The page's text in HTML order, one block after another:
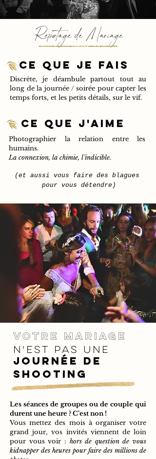
Reportage de Mariage
ce que je fais
Discrète, je déambule partout tout au
long de la journée / soirée pour capter les
temps forts, et les petits détails, sur le vif.
ce que j'aime
Photographier la relation entre les
humains.
La connexion, la chimie, l’indicible.
(et aussi vous faire des blagues
pour vous détendre)
votre mariage
n'est pas UNE
journée de
shooting
Les séances de groupes ou de couple qui
durent une heure ? C’est non !
Vous mettez des mois à organiser votre
grand jour, vos invités viennent de loin
pour vous voir : hors de question de vous
kidnapper des heures pour faire des millions de